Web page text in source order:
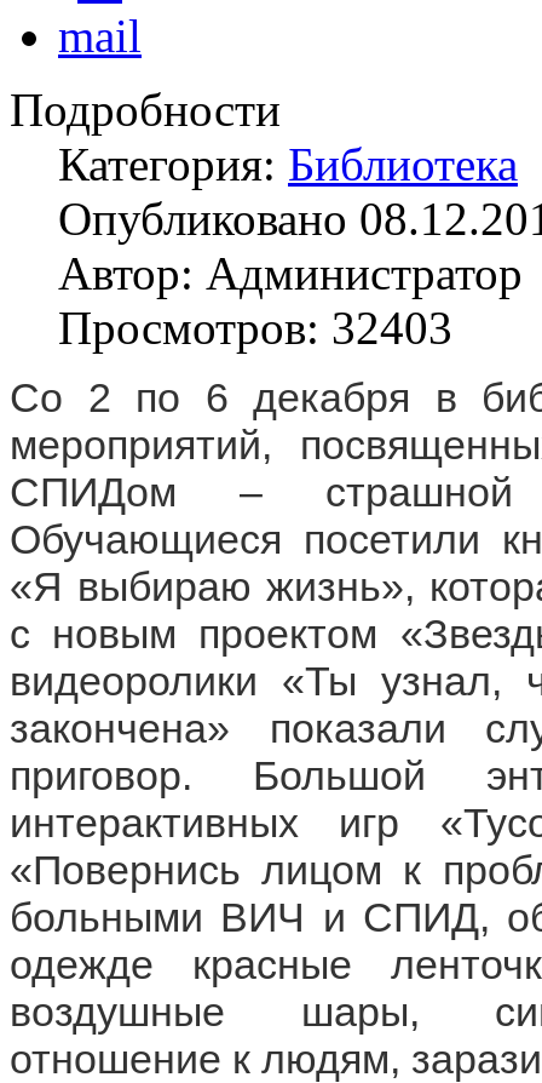
Подробности
Категория: Библиотека
Опубликовано
Автор: Администратор
Просмотров: 32403
Со 2 по 6 декабря в
мероприятий,
СПИДом – страшной
Обучающиеся посетили
«Я выбираю жизнь»,
с новым проектом
видеоролики «Ты
закончена» показали
приговор. Большой
интерактивных игр
«Повернись лицом к
больными ВИЧ и СПИД,
одежде красные
воздушные шары,
отношение к людям,